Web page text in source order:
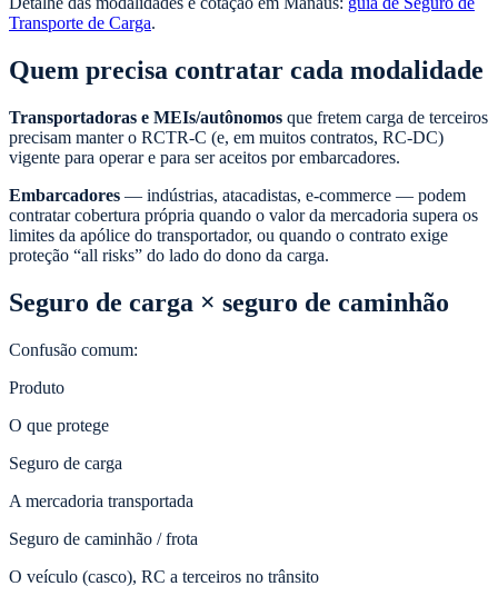
Transporte de Carga.
Quem precisa contratar cada modalidade
Transportadoras e MEIs/autônomos que fretem carga de terceiros
precisam manter o RCTR-C (e, em muitos contratos, RC-DC)
vigente para operar e para ser aceitos por embarcadores.
Embarcadores — indústrias, atacadistas, e-commerce — podem
contratar cobertura própria quando o valor da mercadoria supera os
limites da apólice do transportador, ou quando o contrato exige
proteção “all risks” do lado do dono da carga.
Seguro de carga × seguro de caminhão
Confusão comum:
Produto
O que protege
Seguro de carga
A mercadoria transportada
Seguro de caminhão / frota
O veículo (casco), RC a terceiros no trânsito